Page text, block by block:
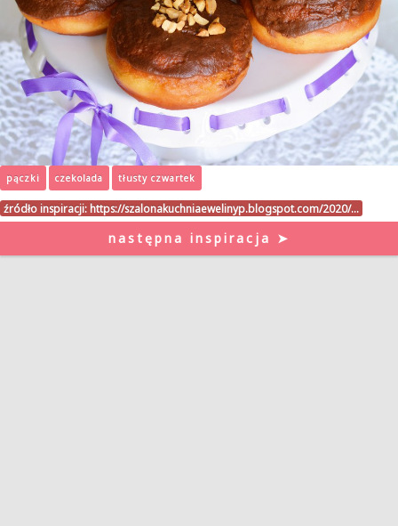
pączki czekolada tłusty czwartek
źródło inspiracji: https://szalonakuchniaewelinyp.blogspot.com/2020/…
następna inspiracja ➤